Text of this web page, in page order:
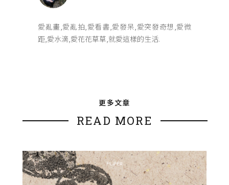
愛亂畫,愛亂拍,愛看書,愛發呆,愛突發奇想,愛微
距,愛水滴,愛花花草草,就愛這樣的生活.
更多文章
READ MORE